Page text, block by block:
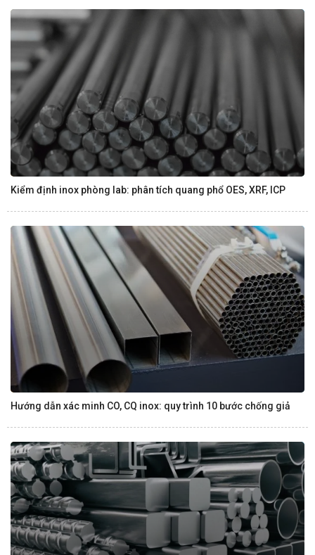
Kiểm định inox phòng lab: phân tích quang phổ OES, XRF, ICP
Hướng dẫn xác minh CO, CQ inox: quy trình 10 bước chống giả